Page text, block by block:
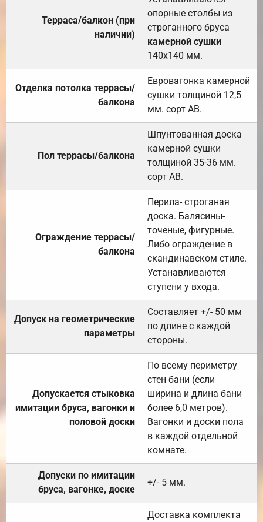
Терраса/балкон (при
наличии)
опорные столбы из
строганного бруса
камерной сушки
140х140 мм.
Отделка потолка террасы/
балкона
Евровагонка камерной
сушки толщиной 12,5
мм. сорт АВ.
Пол террасы/балкона
Шпунтованная доска
камерной сушки
толщиной 35-36 мм.
сорт АВ.
Ограждение террасы/
балкона
Перила- строганая
доска. Балясины-
точеные, фигурные.
Либо ограждение в
скандинавском стиле.
Устанавливаются
ступени у входа.
Допуск на геометрические
параметры
Составляет +/- 50 мм
по длине с каждой
стороны.
Допускается стыковка
имитации бруса, вагонки и
половой доски
По всему периметру
стен бани (если
ширина и длина бани
более 6,0 метров).
Вагонки и доски пола
в каждой отдельной
комнате.
Допуски по имитации
бруса, вагонке, доске
+/- 5 мм.
Доставка комплекта